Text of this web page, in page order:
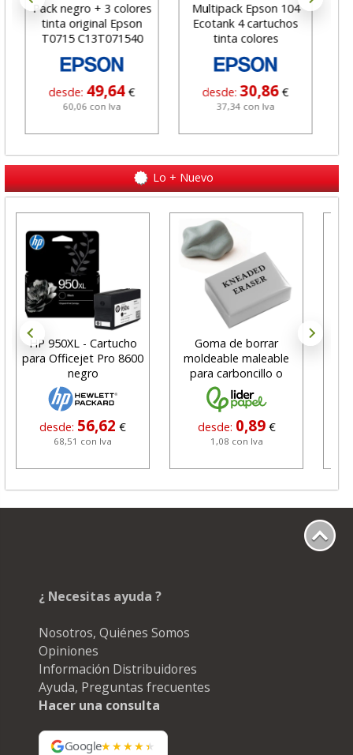
Pack negro + 3 colores
tinta original Epson
T0715 C13T071540
desde:49,64 €
60,06 con Iva
Multipack Epson 104
Ecotank 4 cartuchos
tinta colores
desde:30,86 €
37,34 con Iva
Lo + Nuevo
HP 950XL - Cartucho
para Officejet Pro 8600
negro
desde: 56,62 €
68,51 con Iva
Goma de borrar
moldeable maleable
para carboncillo o
grafito
desde: 0,89 €
1,08 con Iva
¿ Necesitas ayuda ?
Nosotros, Quiénes Somos
Opiniones
Información Distribuidores
Ayuda, Preguntas frecuentes
Hacer una consulta
Google